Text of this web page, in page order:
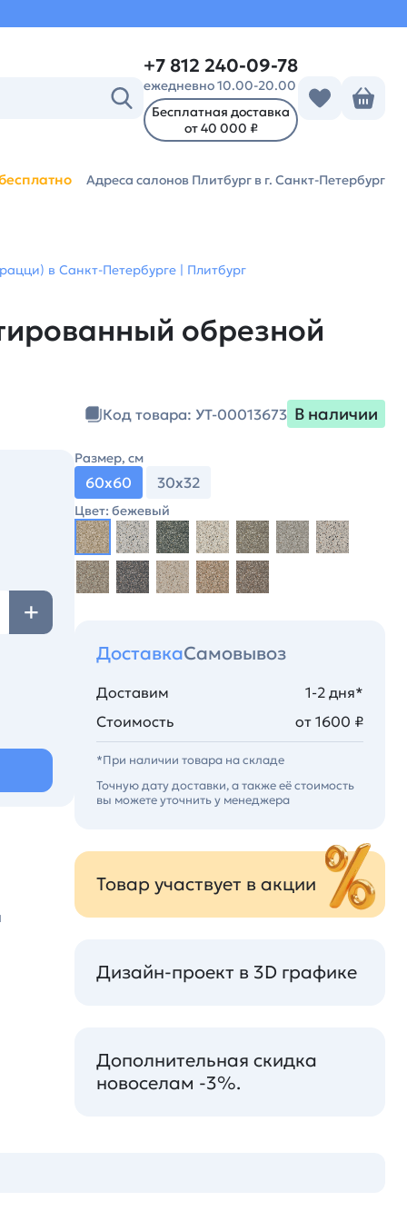
+7 812 240-09-78
ежедневно 10.00-20.00
Бесплатная доставка
от 40 000 ₽
Адреса салонов Плитбург в г. Санкт-Петербург
в Санкт-Петербурге | Плитбург
обрезной
Код товара: УТ-00013673 В наличии
Размер, см
60х60 30х32
Цвет: бежевый
ДоставкаСамовывоз
Доставим
1-2 дня*
Стоимость
от 1600 ₽
*При наличии товара на складе
Точную дату доставки, а также её стоимость
вы можете уточнить у менеджера
Товар участвует в акции
Дизайн-проект в 3D графике
Дополнительная скидка
новоселам -3%.